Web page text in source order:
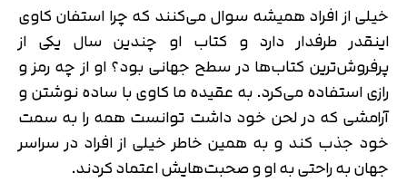
خیلی از افراد همیشه سوال می‌کنند که چرا استفان کاوی
اینقدر طرفدار دارد و کتاب او چندین سال یکی از
پرفروش‌ترین کتاب‌ها در سطح جهانی بود؟ او از چه رمز و
رازی استفاده می‌کرد. به عقیده ما کاوی با ساده نوشتن و
آرامشی که در لحن خود داشت توانست همه را به سمت
خود جذب کند و به همین خاطر خیلی از افراد در سراسر
جهان به راحتی به او و صحبت‌هایش اعتماد کردند.